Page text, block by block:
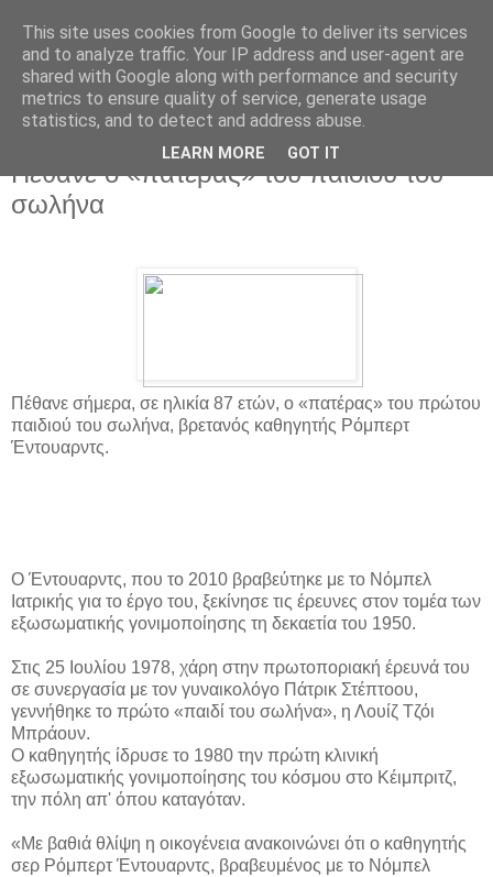
Πέθανε ο «πατέρας» του παιδιού του
σωλήνα
Πέθανε σήμερα, σε ηλικία 87 ετών, ο «πατέρας» του πρώτου
παιδιού του σωλήνα, βρετανός καθηγητής Ρόμπερτ
Έντουαρντς.
Ο Έντουαρντς, που το 2010 βραβεύτηκε με το Νόμπελ
Ιατρικής για το έργο του, ξεκίνησε τις έρευνες στον τομέα των
εξωσωματικής γονιμοποίησης τη δεκαετία του 1950.
Στις 25 Ιουλίου 1978, χάρη στην πρωτοποριακή έρευνά του
σε συνεργασία με τον γυναικολόγο Πάτρικ Στέπτοου,
γεννήθηκε το πρώτο «παιδί του σωλήνα», η Λουίζ Τζόι
Μπράουν.
Ο καθηγητής ίδρυσε το 1980 την πρώτη κλινική
εξωσωματικής γονιμοποίησης του κόσμου στο Κέιμπριτζ,
την πόλη απ' όπου καταγόταν.
«Με βαθιά θλίψη η οικογένεια ανακοινώνει ότι ο καθηγητής
σερ Ρόμπερτ Έντουαρντς, βραβευμένος με το Νόμπελ
This site uses cookies from Google to deliver its services
and to analyze traffic. Your IP address and user-agent are
shared with Google along with performance and security
metrics to ensure quality of service, generate usage
statistics, and to detect and address abuse.
LEARN MORE GOT IT